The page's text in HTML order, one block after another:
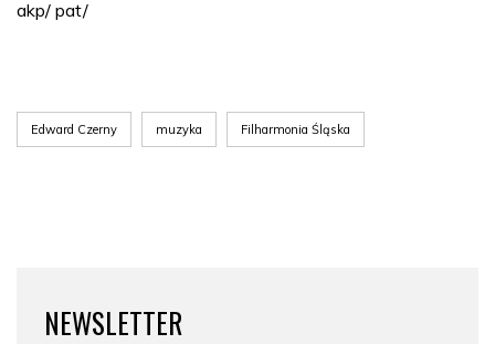
akp/ pat/
Edward Czerny muzyka Filharmonia Śląska
NEWSLETTER